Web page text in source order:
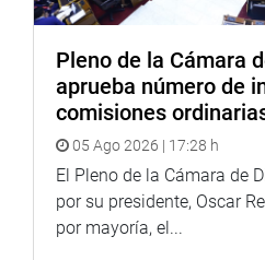
Pleno de la Cámara
aprueba número de
comisiones
05 Ago 2026 | 17:28 h
El Pleno de la Cámara de
por su presidente, Oscar
por mayoría, el...